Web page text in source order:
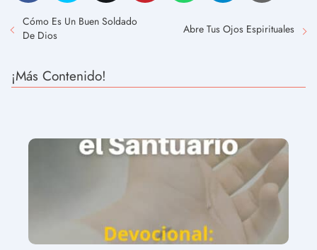
Cómo Es Un Buen Soldado
De Dios
Abre Tus Ojos Espirituales
¡Más Contenido!